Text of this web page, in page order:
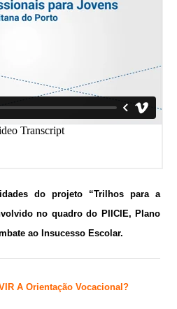
do projeto “Trilhos para a
no quadro do PIICIE, Plano
ao Insucesso Escolar.
A Orientação Vocacional?